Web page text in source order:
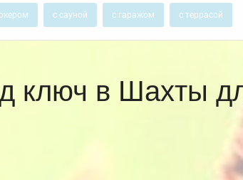
с сауной с гаражом с террасой
ключ в Шахты